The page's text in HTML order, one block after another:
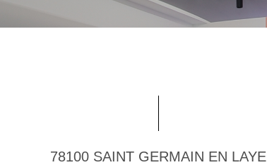
78100 SAINT GERMAIN EN LAYE